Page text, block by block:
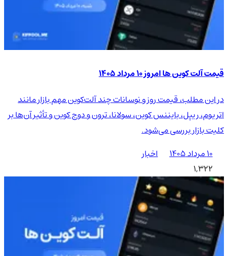
قیمت آلت کوین ها امروز ۱۰ مرداد ۱۴۰۵
در این مطلب، قیمت روز و نوسانات چند آلت‌کوین مهم بازار مانند
اتریوم، ریپل، بایننس کوین، سولانا، ترون و دوج کوین و تأثیر آن‌ها بر
کلیت بازار بررسی می‌شود.
۱۰ مرداد ۱۴۰۵
اخبار
1,322